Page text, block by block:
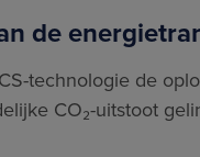
de
technologie de
CO₂-uitstoot